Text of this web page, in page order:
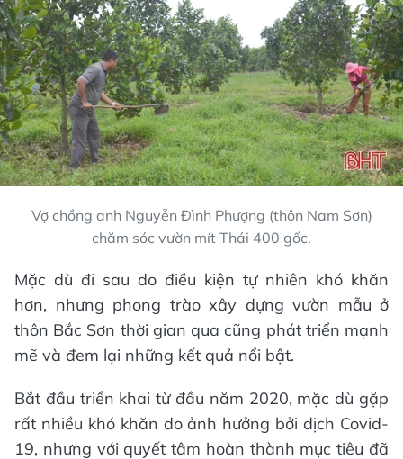
Vợ chồng anh Nguyễn Đình Phượng (thôn Nam Sơn)
chăm sóc vườn mít Thái 400 gốc.
Mặc dù đi sau do điều kiện tự nhiên khó khăn
hơn, nhưng phong trào xây dựng vườn mẫu ở
thôn Bắc Sơn thời gian qua cũng phát triển mạnh
mẽ và đem lại những kết quả nổi bật.
Bắt đầu triển khai từ đầu năm 2020, mặc dù gặp
rất nhiều khó khăn do ảnh hưởng bởi dịch Covid-
19, nhưng với quyết tâm hoàn thành mục tiêu đã